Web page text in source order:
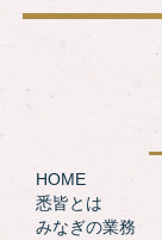
HOME
悉皆とは
みなぎの業務